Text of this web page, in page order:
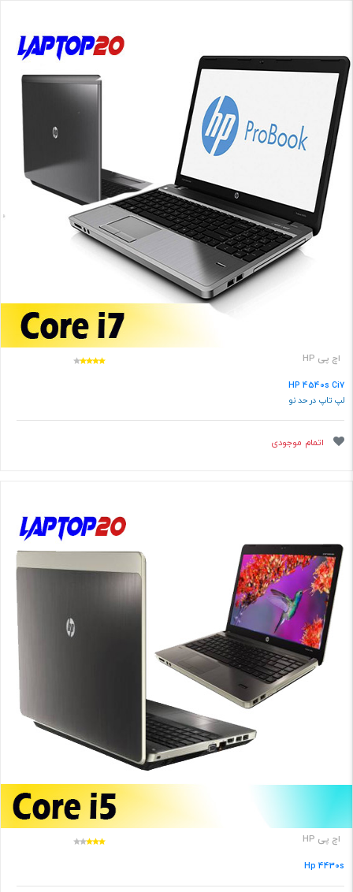
اچ پی HP
HP 4540s Ci7
لپ تاپ در حد نو
اتمام موجودی
اچ پی HP
Hp 4430s